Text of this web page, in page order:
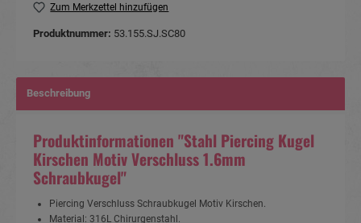
Zum Merkzettel hinzufügen
Produktnummer: 53.155.SJ.SC80
Beschreibung
Produktinformationen "Stahl Piercing Kugel
Kirschen Motiv Verschluss 1.6mm
Schraubkugel"
Piercing Verschluss Schraubkugel Motiv Kirschen.
Material: 316L Chirurgenstahl.